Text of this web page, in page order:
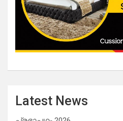
Latest News